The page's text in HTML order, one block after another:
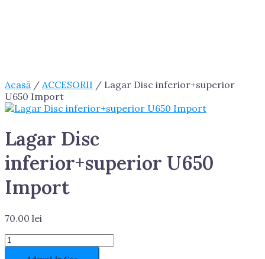
Acasă / ACCESORII / Lagar Disc inferior+superior
U650 Import
Lagar Disc
inferior+superior U650
Import
70.00 lei
Cantitate
Lagar